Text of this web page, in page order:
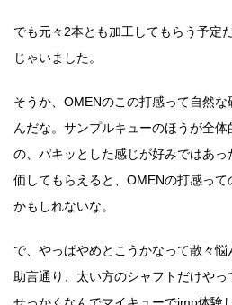
でも元々2本とも加工してもらう予定
じゃいました。
そうか、OMENのこの打感って自然
んだな。サンプルキューのほうが全
の、パキッとした感じが好みではあ
価してもらえると、OMENの打感っ
かもしれないな。
で、やっぱやめとこうかなって散々
助言通り、太い方のシャフトだけやっ